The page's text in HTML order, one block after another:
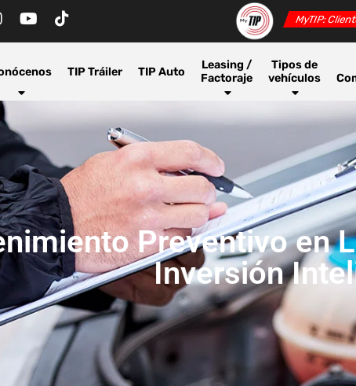
MyTIP:
TIP Tráiler TIP Auto
Leasing /
Factoraje
Tipos de
vehículos
Preventivo en
Inversión